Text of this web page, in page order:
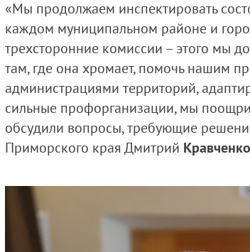
«Мы продолжаем инспектировать
каждом муниципальном районе и
трехсторонние комиссии – этого мы
там, где она хромает, помочь нашим
администрациями территорий,
сильные профорганизации, мы
обсудили вопросы, требующие
Приморского края Дмитрий Кравченко